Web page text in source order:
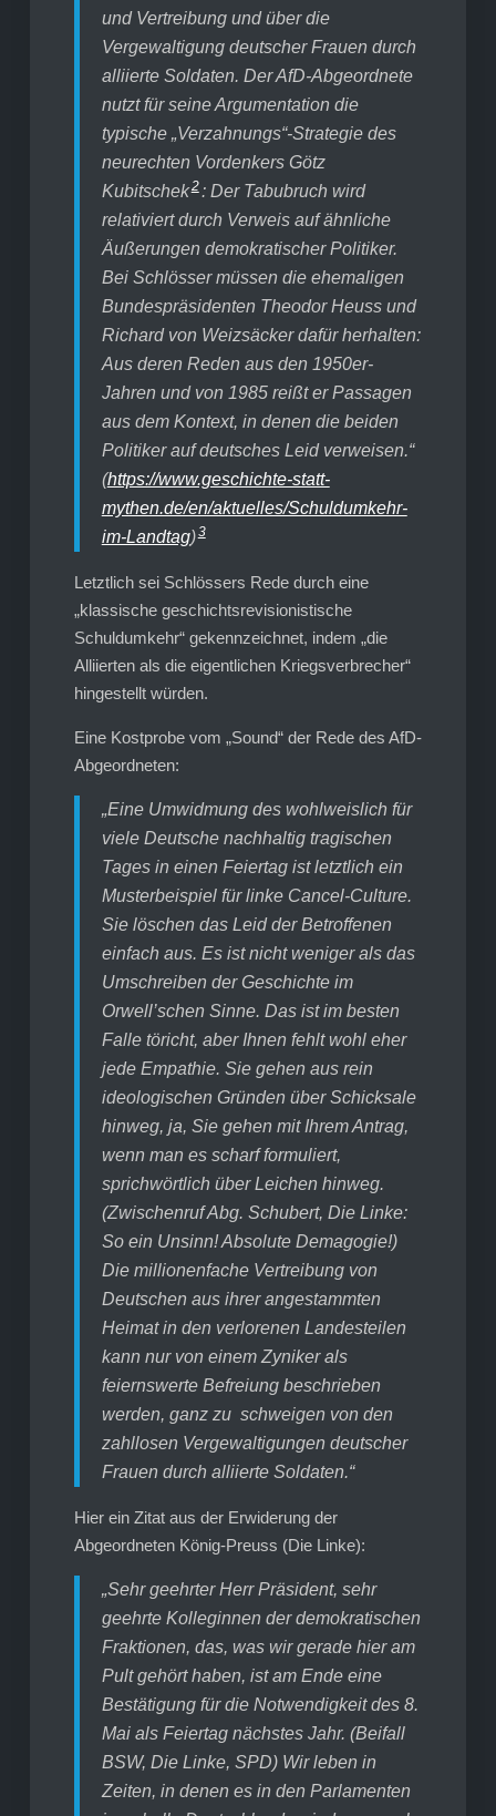
und Vertreibung und über die
Vergewaltigung deutscher Frauen durch
alliierte Soldaten. Der AfD-Abgeordnete
nutzt für seine Argumentation die
typische „Verzahnungs“-Strategie des
neurechten Vordenkers Götz
Kubitschek2 : Der Tabubruch wird
relativiert durch Verweis auf ähnliche
Äußerungen demokratischer Politiker.
Bei Schlösser müssen die ehemaligen
Bundespräsidenten Theodor Heuss und
Richard von Weizsäcker dafür herhalten:
Aus deren Reden aus den 1950er-
Jahren und von 1985 reißt er Passagen
aus dem Kontext, in denen die beiden
Politiker auf deutsches Leid verweisen.“
(https://www.geschichte-statt-
mythen.de/en/aktuelles/Schuldumkehr-
im-Landtag)3
Letztlich sei Schlössers Rede durch eine
„klassische geschichtsrevisionistische
Schuldumkehr“ gekennzeichnet, indem „die
Alliierten als die eigentlichen Kriegsverbrecher“
hingestellt würden.
Eine Kostprobe vom „Sound“ der Rede des AfD-
Abgeordneten:
„Eine Umwidmung des wohlweislich für
viele Deutsche nachhaltig tragischen
Tages in einen Feiertag ist letztlich ein
Musterbeispiel für linke Cancel-Culture.
Sie löschen das Leid der Betroffenen
einfach aus. Es ist nicht weniger als das
Umschreiben der Geschichte im
Orwell’schen Sinne. Das ist im besten
Falle töricht, aber Ihnen fehlt wohl eher
jede Empathie. Sie gehen aus rein
ideologischen Gründen über Schicksale
hinweg, ja, Sie gehen mit Ihrem Antrag,
wenn man es scharf formuliert,
sprichwörtlich über Leichen hinweg.
(Zwischenruf Abg. Schubert, Die Linke:
So ein Unsinn! Absolute Demagogie!)
Die millionenfache Vertreibung von
Deutschen aus ihrer angestammten
Heimat in den verlorenen Landesteilen
kann nur von einem Zyniker als
feiernswerte Befreiung beschrieben
werden, ganz zu schweigen von den
zahllosen Vergewaltigungen deutscher
Frauen durch alliierte Soldaten.“
Hier ein Zitat aus der Erwiderung der
Abgeordneten König-Preuss (Die Linke):
„Sehr geehrter Herr Präsident, sehr
geehrte Kolleginnen der demokratischen
Fraktionen, das, was wir gerade hier am
Pult gehört haben, ist am Ende eine
Bestätigung für die Notwendigkeit des 8.
Mai als Feiertag nächstes Jahr. (Beifall
BSW, Die Linke, SPD) Wir leben in
Zeiten, in denen es in den Parlamenten